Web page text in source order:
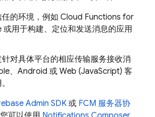
的环境，例如 Cloud Functions for
或用于构建、定位和发送消息的应用
对具体平台的相应传输服务接收消
、Android 或 Web (JavaScript) 客
Admin SDK 或 FCM 服务器协